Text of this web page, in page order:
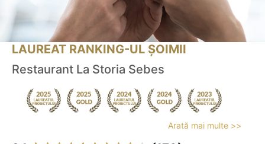
LAUREAT RANKING-UL ȘOIMII
Restaurant La Storia Sebes
Arată mai multe >>